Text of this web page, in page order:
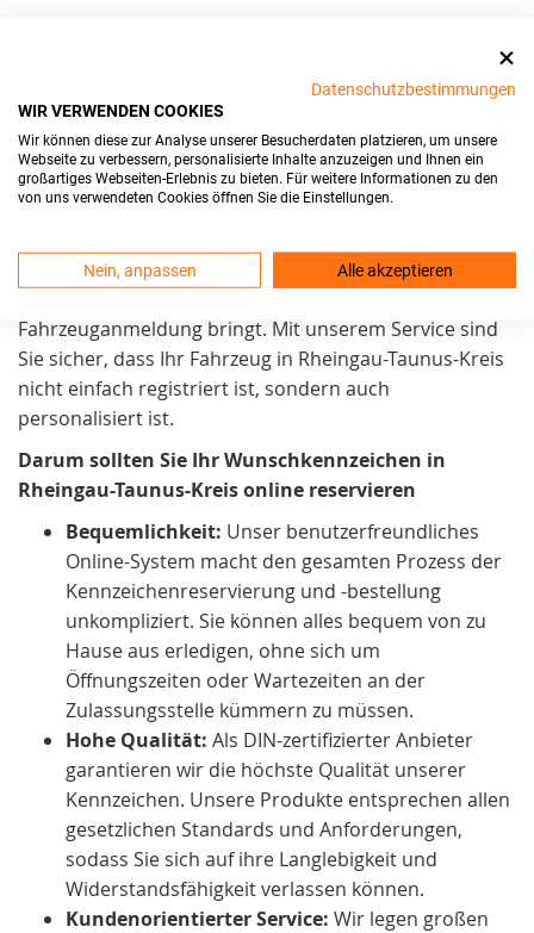
und Benutzerfreundlichkeit ein.
Unser Ziel ist es, den
Kennzeichenreservierungsprozessmöglichst einfach
zu gestalten. Daher arbeiten wir kontinuierlich daran,
ihn noch zugänglicher zu machen. Wir sind stolz
anzubieten, der praktisch und zeitsparend. Außerdem
Fahrzeuganmeldung bringt. Mit unserem Service sind
Sie sicher, dass Ihr Fahrzeug in Rheingau-Taunus-Kreis
nicht einfach registriert ist, sondern auch
personalisiert ist.
Darum sollten Sie Ihr Wunschkennzeichen in
Rheingau-Taunus-Kreis online reservieren
Bequemlichkeit: Unser benutzerfreundliches
Online-System macht den gesamten Prozess der
Kennzeichenreservierung und -bestellung
unkompliziert. Sie können alles bequem von zu
Hause aus erledigen, ohne sich um
Öffnungszeiten oder Wartezeiten an der
Zulassungsstelle kümmern zu müssen.
Hohe Qualität: Als DIN-zertifizierter Anbieter
garantieren wir die höchste Qualität unserer
Kennzeichen. Unsere Produkte entsprechen allen
gesetzlichen Standards und Anforderungen,
sodass Sie sich auf ihre Langlebigkeit und
Widerstandsfähigkeit verlassen können.
Kundenorientierter Service: Wir legen großen
Datenschutzbestimmungen
WIR VERWENDEN COOKIES
Wir können diese zur Analyse unserer Besucherdaten platzieren, um unsere
Webseite zu verbessern, personalisierte Inhalte anzuzeigen und Ihnen ein
großartiges Webseiten-Erlebnis zu bieten. Für weitere Informationen zu den
von uns verwendeten Cookies öffnen Sie die Einstellungen.
Nein, anpassen Alle akzeptieren